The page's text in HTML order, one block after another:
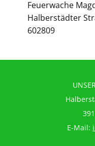
Feuerwache
Halberstädter
602809
E-Mail: